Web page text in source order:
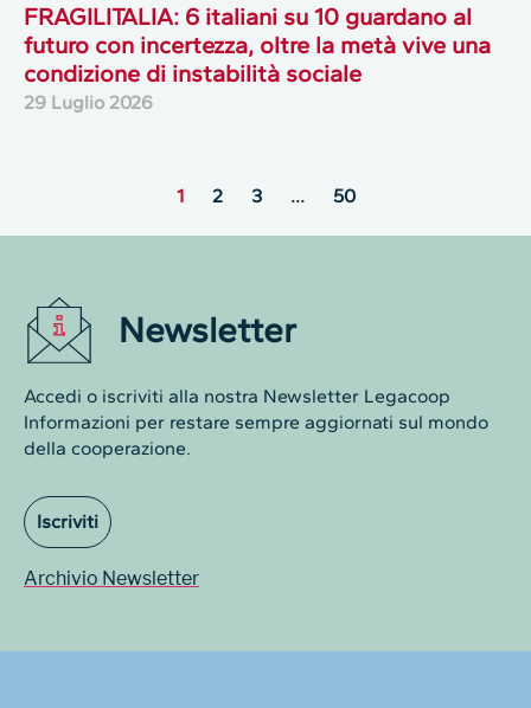
FRAGILITALIA: 6 italiani su 10 guardano al
futuro con incertezza, oltre la metà vive una
condizione di instabilità sociale
29 Luglio 2026
1 2 3 … 50
Newsletter
Accedi o iscriviti alla nostra Newsletter Legacoop
Informazioni per restare sempre aggiornati sul mondo
della cooperazione.
Iscriviti
Archivio Newsletter